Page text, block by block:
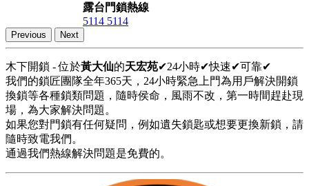
露台門鎖熱線
5114 5114
Previous Next
木下開鎖 - 位於黃大仙的天宏苑✔24小時✔快速✔可靠✔
我們的鎖匠團隊全年365天，24小時緊急上門為用戶解決開鎖
換鎖等各種鎖類問題，隨時侯命，風雨不改，第一時間趕赴現
場，為大家解決問題。
如果您對門鎖有任何疑問，例如遺失鎖匙或想要更換新鎖，請
隨時致電我們。
通過我們熱線解決問題是免費的。